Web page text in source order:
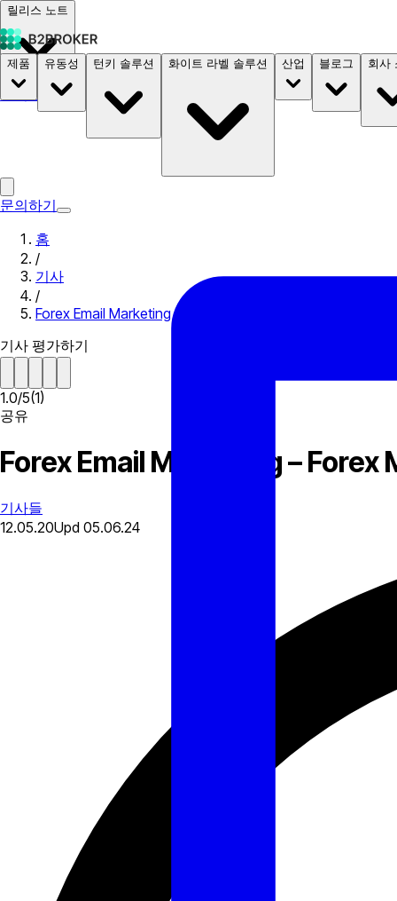
릴리스 노트
문서 요금B2STORE
제품 유동성 턴키 솔루션 화이트 라벨 솔루션 산업 블로그 회사
문의하기
홈
/
기사
/
Forex Email Marketing – Forex Marketing Tips
기사 평가하기
1.0/5(1)
공유
Forex Email Marketing – Forex
기사들
12.05.20Upd 05.06.24